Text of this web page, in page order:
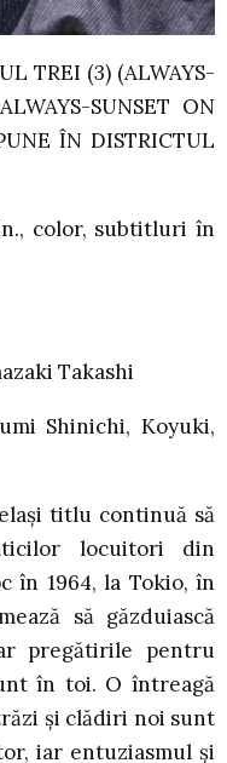
TREI (3) (ALWAYS-
SUNSET ON
ÎN DISTRICTUL
color, subtitluri în
Takashi
Shinichi, Koyuki,
titlu continuă să
locuitori din
în 1964, la Tokio, în
să găzduiască
pregătirile pentru
în toi. O întreagă
şi clădiri noi sunt
iar entuziasmul şi